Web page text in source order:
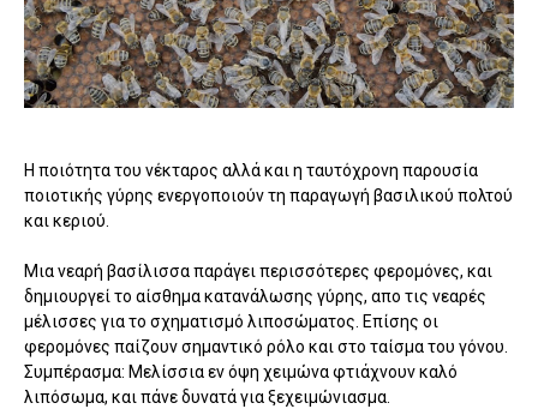
Η ποιότητα του νέκταρος αλλά και η ταυτόχρονη παρουσία
ποιοτικής γύρης ενεργοποιούν τη παραγωγή βασιλικού πολτού
και κεριού.
Μια νεαρή βασίλισσα παράγει περισσότερες φερομόνες, και
δημιουργεί το αίσθημα κατανάλωσης γύρης, απο τις νεαρές
μέλισσες για το σχηματισμό λιποσώματος. Επίσης οι
φερομόνες παίζουν σημαντικό ρόλο και στο ταίσμα του γόνου.
Συμπέρασμα: Μελίσσια εν όψη χειμώνα φτιάχνουν καλό
λιπόσωμα, και πάνε δυνατά για ξεχειμώνιασμα.